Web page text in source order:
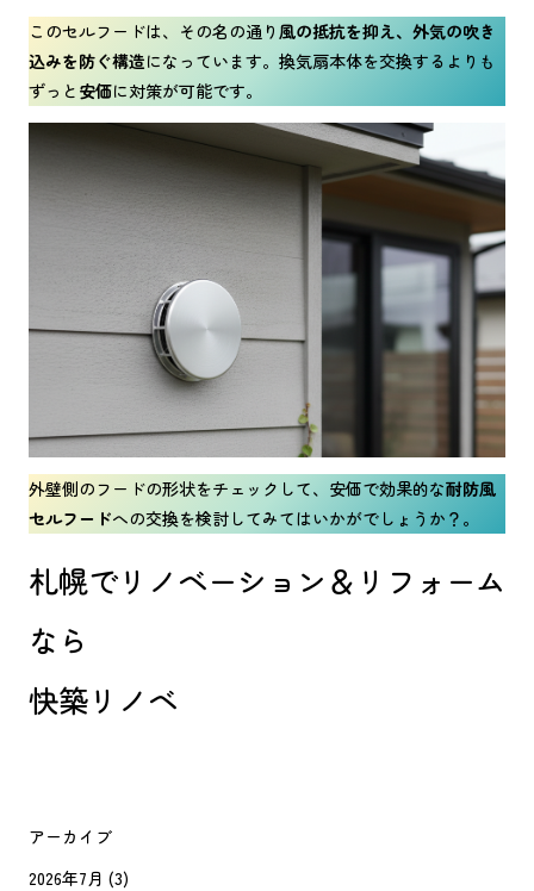
アーカイブ
2026年7月 (3)
このセルフードは、その名の通り 風の抵抗を抑え、外気の吹き
込みを防ぐ構造になっています。換気扇本体を交換するよりも
ずっと 安価に対策が可能です。
外壁側のフードの形状をチェックして、安価で効果的な耐防風
セルフードへの交換を検討してみてはいかがでしょうか？。
札幌でリノベーション＆リフォーム
なら
快築リノベ